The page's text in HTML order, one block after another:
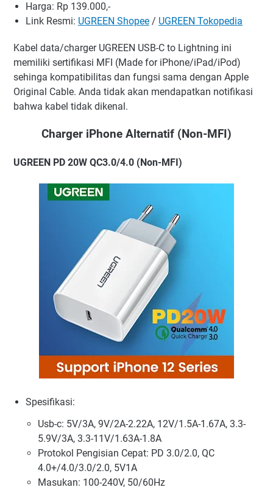
Harga: Rp 139.000,-
Link Resmi: UGREEN Shopee / UGREEN Tokopedia
Kabel data/charger UGREEN USB-C to Lightning ini
memiliki sertifikasi MFI (Made for iPhone/iPad/iPod)
sehinga kompatibilitas dan fungsi sama dengan Apple
Original Cable. Anda tidak akan mendapatkan notifikasi
bahwa kabel tidak dikenal.
Charger iPhone Alternatif (Non-MFI)
UGREEN PD 20W QC3.0/4.0 (Non-MFI)
Spesifikasi:
Usb-c: 5V/3A, 9V/2A-2.22A, 12V/1.5A-1.67A, 3.3-
5.9V/3A, 3.3-11V/1.63A-1.8A
Protokol Pengisian Cepat: PD 3.0/2.0, QC
4.0+/4.0/3.0/2.0, 5V1A
Masukan: 100-240V, 50/60Hz